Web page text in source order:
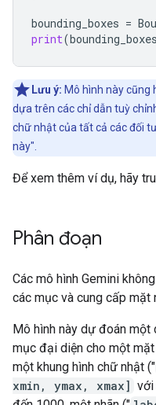
bounding_boxes =
print(bounding_boxes
Lưu ý: Mô hình này cũng
dựa trên các chỉ dẫn tuỳ
chữ nhật của tất cả các đối
này".
Để xem thêm ví dụ, hãy
Phân đoạn
Các mô hình Gemini
các mục và cung cấp
Mô hình này dự đoán một
mục đại diện cho một
một khung hình chữ nhật ("
xmin, ymax, xmax] với